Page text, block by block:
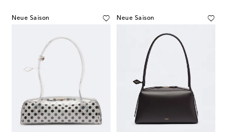
Neue Saison Neue Saison